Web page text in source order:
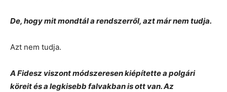
De, hogy mit mondtál a rendszerről, azt már nem tudja.
Azt nem tudja.
A Fidesz viszont módszeresen kiépítette a polgári
köreit és a legkisebb falvakban is ott van. Az